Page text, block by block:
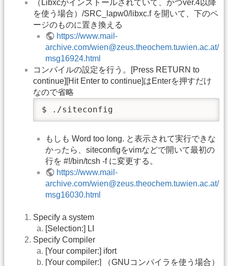
（Libxcがインストールされていて、かつver.4以降
を使う場合）/SRC_lapw0/libxc.f を開いて、下のペ
ージのものに置き換える
https://www.mail-
archive.com/wien@zeus.theochem.tuwien.ac.at/
msg16924.html
コンパイルの設定を行う。[Press RETURN to
continue][Hit Enter to continue]はEnterを押すだけ
なので省略
$ ./siteconfig
もしも Word too long. と表示されて実行できな
かったら、siteconfigをvimなどで開いて最初の
行を #!/bin/tcsh -f に変更する。
https://www.mail-
archive.com/wien@zeus.theochem.tuwien.ac.at/
msg16030.html
Specify a system
[Selection:] LI
Specify Compiler
[Your compiler:] ifort
[Your compiler:] （GNUコンパイラを使う場合）